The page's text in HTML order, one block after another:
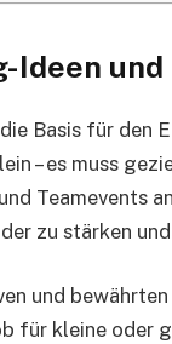
Ideen
Basis für den
– es muss
Teamevents
zu stärken
und
für kleine oder